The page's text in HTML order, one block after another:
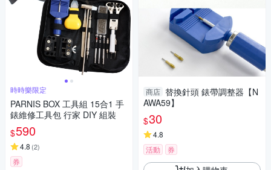
時時樂限定
PARNIS BOX 工具組 15合1 手
錶維修工具包 行家 DIY 組裝
$590
4.8 (2)
券
商店 替換針頭 錶帶調整器【N
AWA59】
$30
4.8
活動
券